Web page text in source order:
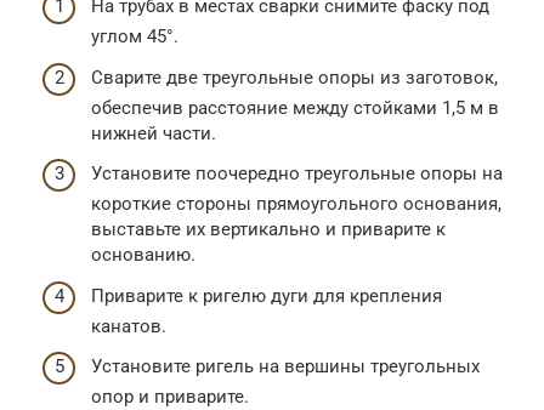
На трубах в местах сварки снимите фаску под
углом 45°.
Сварите две треугольные опоры из заготовок,
обеспечив расстояние между стойками 1,5 м в
нижней части.
Установите поочередно треугольные опоры на
короткие стороны прямоугольного основания,
выставьте их вертикально и приварите к
основанию.
Приварите к ригелю дуги для крепления
канатов.
Установите ригель на вершины треугольных
опор и приварите.